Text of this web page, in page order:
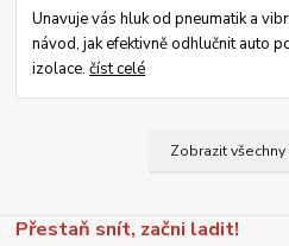
Unavuje vás hluk od pneumatik a
návod, jak efektivně odhlučnit auto
izolace.číst celé
Zobrazit všechny
Přestaň snít, začni ladit!